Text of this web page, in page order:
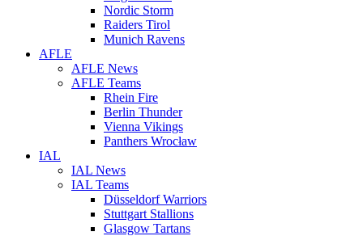
Nordic Storm
Raiders Tirol
Munich Ravens
AFLE
AFLE News
AFLE Teams
Rhein Fire
Berlin Thunder
Vienna Vikings
Panthers Wrocław
IAL
IAL News
IAL Teams
Düsseldorf Warriors
Stuttgart Stallions
Glasgow Tartans